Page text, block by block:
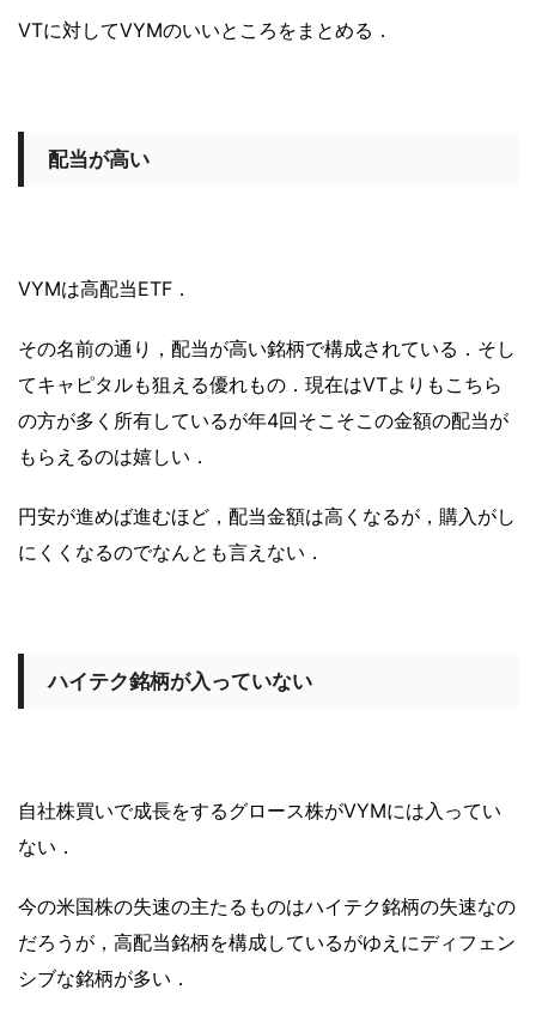
VTに対してVYMのいいところをまとめる．
配当が高い
VYMは高配当ETF．
その名前の通り，配当が高い銘柄で構成されている．そし
てキャピタルも狙える優れもの．現在はVTよりもこちら
の方が多く所有しているが年4回そこそこの金額の配当が
もらえるのは嬉しい．
円安が進めば進むほど，配当金額は高くなるが，購入がし
にくくなるのでなんとも言えない．
ハイテク銘柄が入っていない
自社株買いで成長をするグロース株がVYMには入ってい
ない．
今の米国株の失速の主たるものはハイテク銘柄の失速なの
だろうが，高配当銘柄を構成しているがゆえにディフェン
シブな銘柄が多い．